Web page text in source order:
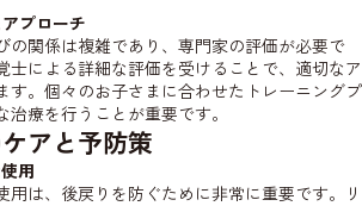
プローチ
の関係は複雑であり、専門家の評価が必要で
士による詳細な評価を受けることで、適切なア
す。個々のお子さまに合わせたトレーニングプ
療を行うことが重要です。
アと予防策
用
用は、後戻りを防ぐために非常に重要です。リ